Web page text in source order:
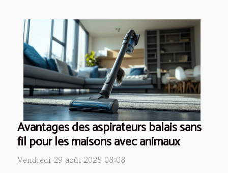
Avantages des aspirateurs balais sans
fil pour les maisons avec animaux
Vendredi 29 août 2025 08:08